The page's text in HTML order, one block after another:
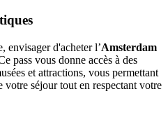
envisager d'acheter l’Amsterdam
pass vous donne accès à des
et attractions, vous permettant
séjour tout en respectant votre